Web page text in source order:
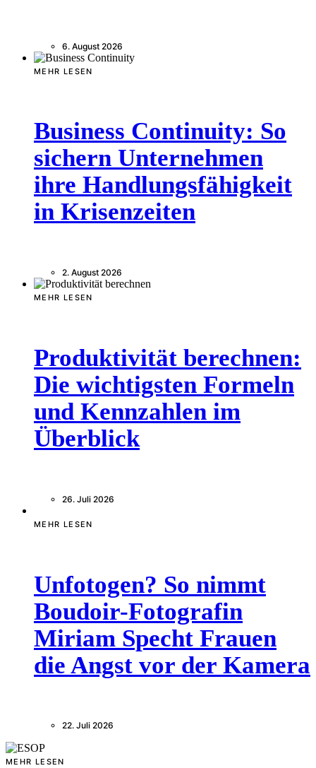
6. August 2026
MEHR LESEN
Business Continuity: So
sichern Unternehmen
ihre Handlungsfähigkeit
in Krisenzeiten
2. August 2026
MEHR LESEN
Produktivität berechnen:
Die wichtigsten Formeln
und Kennzahlen im
Überblick
26. Juli 2026
MEHR LESEN
Unfotogen? So nimmt
Boudoir-Fotografin
Miriam Specht Frauen
die Angst vor der Kamera
22. Juli 2026
MEHR LESEN